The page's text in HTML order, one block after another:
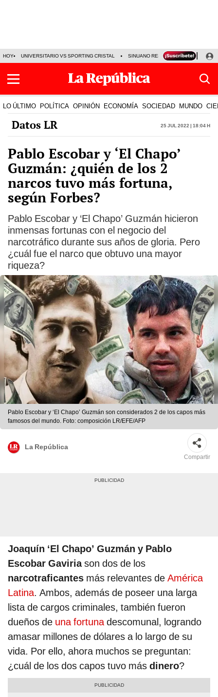
HOY UNIVERSITARIO VS SPORTING CRISTAL SINUANO RESULTADOS HOY
LO ÚLTIMO POLÍTICA OPINIÓN ECONOMÍA SOCIEDAD MUNDO
Datos LR 25 Jul 2022 | 18:04 h
Pablo Escobar y ‘El Chapo’
Guzmán: ¿quién de los 2
narcos tuvo más fortuna,
según Forbes?
Pablo Escobar y ‘El Chapo’ Guzmán hicieron
inmensas fortunas con el negocio del
narcotráfico durante sus años de gloria. Pero
¿cuál fue el narco que obtuvo una mayor
riqueza?
Pablo Escobar y ‘El Chapo’ Guzmán son considerados 2 de los capos más
famosos del mundo. Foto: composición LR/EFE/AFP
La República
Compartir
Joaquín ‘El Chapo’ Guzmán y Pablo
Escobar Gaviriason dos de los
narcotraficantes más relevantes de América
Latina. Ambos, además de poseer una larga
lista de cargos criminales, también fueron
dueños de una fortunadescomunal, logrando
amasar millones de dólares a lo largo de su
vida. Por ello, ahora muchos se preguntan:
¿cuál de los dos capos tuvo más dinero?